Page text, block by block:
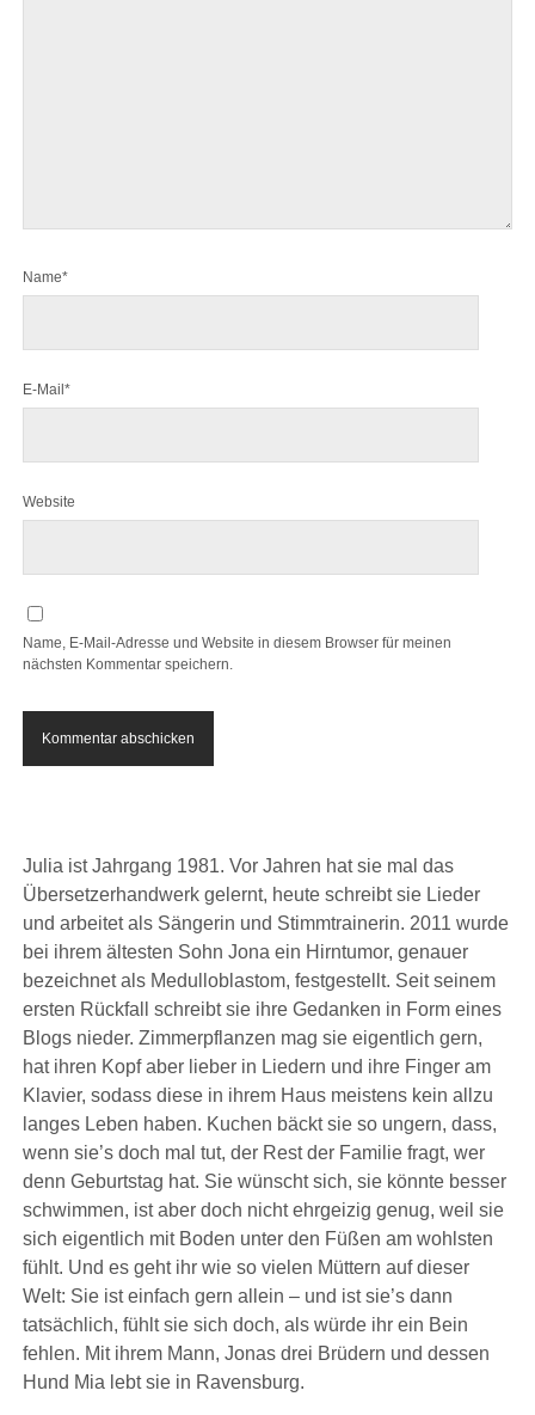
Name*
E-Mail*
Website
Name, E-Mail-Adresse und Website in diesem Browser für meinen
nächsten Kommentar speichern.
Julia ist Jahrgang 1981. Vor Jahren hat sie mal das
Übersetzerhandwerk gelernt, heute schreibt sie Lieder
und arbeitet als Sängerin und Stimmtrainerin. 2011 wurde
bei ihrem ältesten Sohn Jona ein Hirntumor, genauer
bezeichnet als Medulloblastom, festgestellt. Seit seinem
ersten Rückfall schreibt sie ihre Gedanken in Form eines
Blogs nieder. Zimmerpflanzen mag sie eigentlich gern,
hat ihren Kopf aber lieber in Liedern und ihre Finger am
Klavier, sodass diese in ihrem Haus meistens kein allzu
langes Leben haben. Kuchen bäckt sie so ungern, dass,
wenn sie’s doch mal tut, der Rest der Familie fragt, wer
denn Geburtstag hat. Sie wünscht sich, sie könnte besser
schwimmen, ist aber doch nicht ehrgeizig genug, weil sie
sich eigentlich mit Boden unter den Füßen am wohlsten
fühlt. Und es geht ihr wie so vielen Müttern auf dieser
Welt: Sie ist einfach gern allein – und ist sie’s dann
tatsächlich, fühlt sie sich doch, als würde ihr ein Bein
fehlen. Mit ihrem Mann, Jonas drei Brüdern und dessen
Hund Mia lebt sie in Ravensburg.